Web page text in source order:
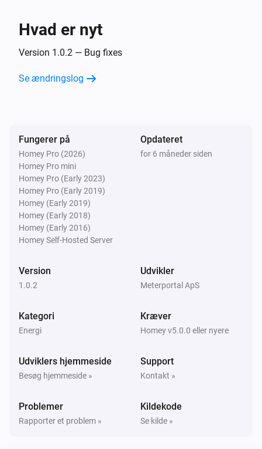
Returtemperatur er over
Hvad er nyt
Version 1.0.2 — Bug fixes
Se ændringslog
Fungerer på
Homey Pro (2026)
Homey Pro mini
Homey Pro (Early 2023)
Homey Pro (Early 2019)
Homey (Early 2019)
Homey (Early 2018)
Homey (Early 2016)
Homey Self-Hosted Server
Opdateret
for 6 måneder siden
Version
1.0.2
Udvikler
Meterportal ApS
Kategori
Energi
Kræver
Homey v5.0.0 eller nyere
Udviklers hjemmeside
Besøg hjemmeside »
Support
Kontakt »
Problemer
Rapporter et problem »
Kildekode
Se kilde »